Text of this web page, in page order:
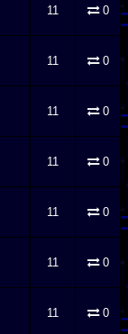
11 0
11 0
11 0
11 0
11 0
11 0
11 0